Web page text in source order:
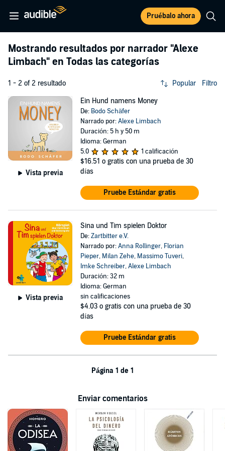
Pruébalo ahora
Mostrando resultados por narrador "Alexe
Limbach" en Todas las categorías
1 - 2 of 2 resultado Popular Filtro
Vista previa
Ein Hund namens Money
De: Bodo Schäfer
Narrado por:Alexe Limbach
Duración: 5 h y 50 m
Idioma: German
5.0
1 calificación
$16.51 o gratis con una prueba de 30
días
Pruebe Estándar gratis
Vista previa
Sina und Tim spielen Doktor
De:Zartbitter e.V.
Narrado por:Anna Rollinger, Florian
Pieper, Milan Zehe, Massimo Tuveri,
Imke Schreiber,Alexe Limbach
Duración: 32 m
Idioma: German
sin calificaciones
$4.03 o gratis con una prueba de 30
días
Pruebe Estándar gratis
Página 1 de 1
Enviar comentarios